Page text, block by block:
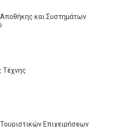
και Συστημάτων
Τέχνης
Επιχειρήσεων